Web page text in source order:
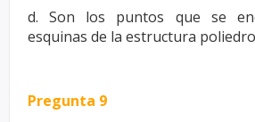
d. Son los puntos que se
esquinas de la estructura
Pregunta 9